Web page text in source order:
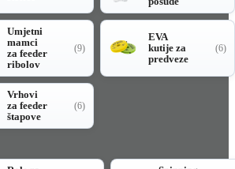
Umjetni
mamci
za feeder
ribolov
(9)
EVA
kutije za
predveze
(6)
Vrhovi
za feeder
štapove
(6)